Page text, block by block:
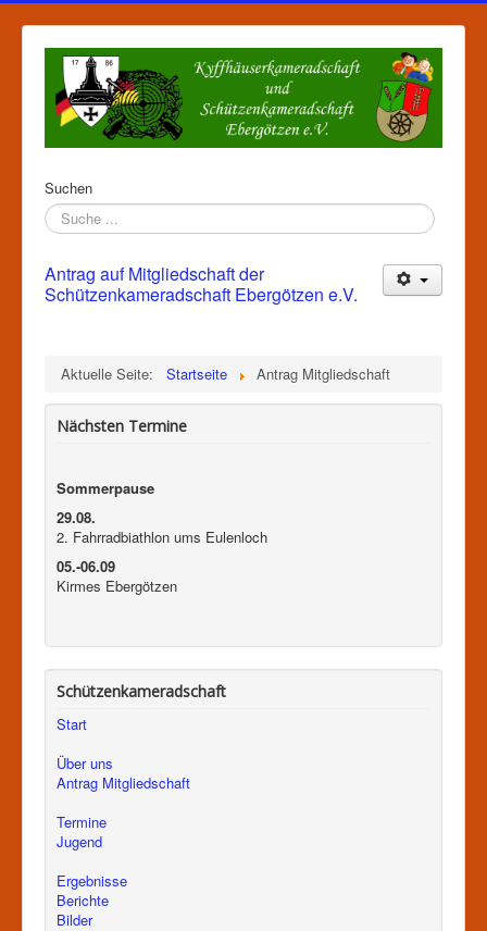
Suchen
Antrag auf Mitgliedschaft der
Schützenkameradschaft Ebergötzen e.V.
Aktuelle Seite: Startseite Antrag Mitgliedschaft
Nächsten Termine
Sommerpause
29.08.
2. Fahrradbiathlon ums Eulenloch
05.-06.09
Kirmes Ebergötzen
Schützenkameradschaft
Start
Über uns
Antrag Mitgliedschaft
Termine
Jugend
Ergebnisse
Berichte
Bilder